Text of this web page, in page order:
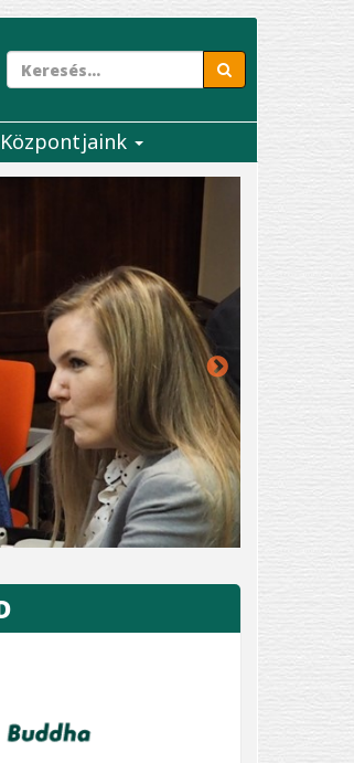
Központjaink